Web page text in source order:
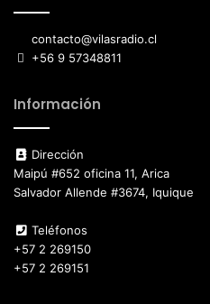
contacto@vilasradio.cl
+56 9 57348811
Información
Dirección
Maipú #652 oficina 11, Arica
Salvador Allende #3674, Iquique
Teléfonos
+57 2 269150
+57 2 269151